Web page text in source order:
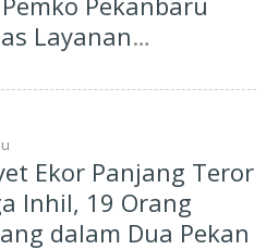
Layanan
Ekor Panjang Teror
Inhil, 19 Orang
dalam Dua Pekan